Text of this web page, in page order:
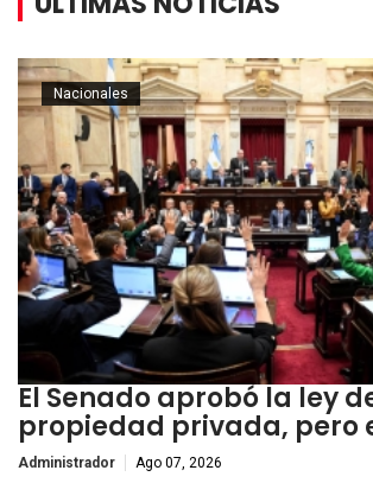
El Senado aprobó la ley
propiedad privada, pero
Administrador Ago 07, 2026
Nacionales